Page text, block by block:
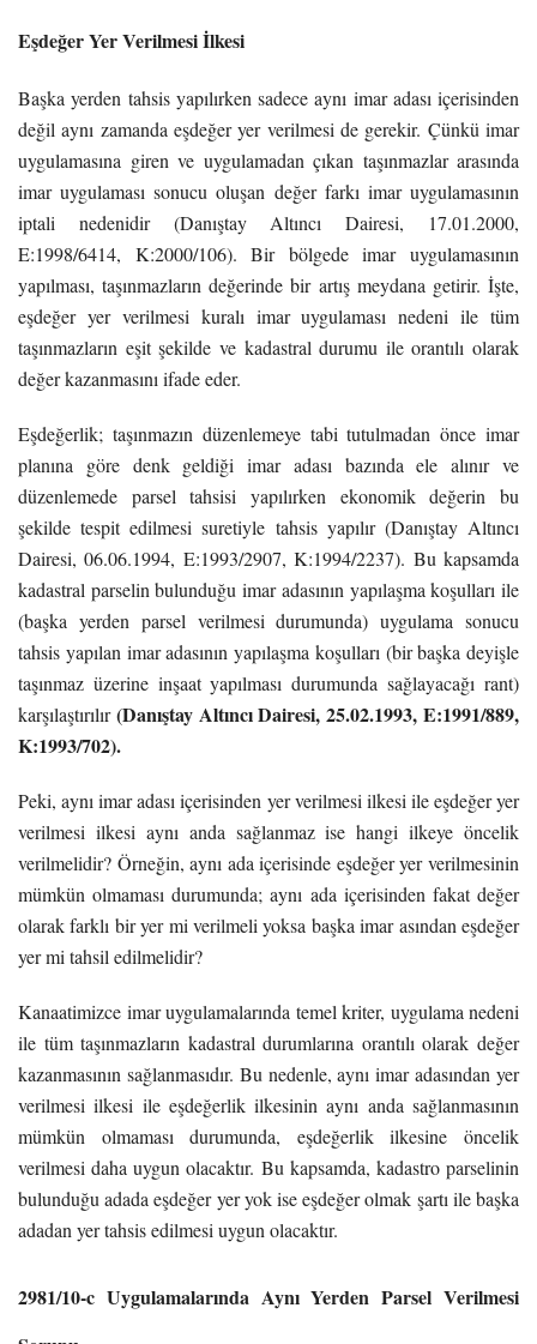
Eşdeğer Yer Verilmesi İlkesi
Başka yerden tahsis yapılırken sadece aynı imar adası içerisinden
değil aynı zamanda eşdeğer yer verilmesi de gerekir. Çünkü imar
uygulamasına giren ve uygulamadan çıkan taşınmazlar arasında
imar uygulaması sonucu oluşan değer farkı imar uygulamasının
iptali nedenidir (Danıştay Altıncı Dairesi, 17.01.2000,
E:1998/6414, K:2000/106). Bir bölgede imar uygulamasının
yapılması, taşınmazların değerinde bir artış meydana getirir. İşte,
eşdeğer yer verilmesi kuralı imar uygulaması nedeni ile tüm
taşınmazların eşit şekilde ve kadastral durumu ile orantılı olarak
değer kazanmasını ifade eder.
Eşdeğerlik; taşınmazın düzenlemeye tabi tutulmadan önce imar
planına göre denk geldiği imar adası bazında ele alınır ve
düzenlemede parsel tahsisi yapılırken ekonomik değerin bu
şekilde tespit edilmesi suretiyle tahsis yapılır (Danıştay Altıncı
Dairesi, 06.06.1994, E:1993/2907, K:1994/2237). Bu kapsamda
kadastral parselin bulunduğu imar adasının yapılaşma koşulları ile
(başka yerden parsel verilmesi durumunda) uygulama sonucu
tahsis yapılan imar adasının yapılaşma koşulları (bir başka deyişle
taşınmaz üzerine inşaat yapılması durumunda sağlayacağı rant)
karşılaştırılır(Danıştay Altıncı Dairesi, 25.02.1993, E:1991/889,
K:1993/702).
Peki, aynı imar adası içerisinden yer verilmesi ilkesi ile eşdeğer yer
verilmesi ilkesi aynı anda sağlanmaz ise hangi ilkeye öncelik
verilmelidir? Örneğin, aynı ada içerisinde eşdeğer yer verilmesinin
mümkün olmaması durumunda; aynı ada içerisinden fakat değer
olarak farklı bir yer mi verilmeli yoksa başka imar asından eşdeğer
yer mi tahsil edilmelidir?
Kanaatimizce imar uygulamalarında temel kriter, uygulama nedeni
ile tüm taşınmazların kadastral durumlarına orantılı olarak değer
kazanmasının sağlanmasıdır. Bu nedenle, aynı imar adasından yer
verilmesi ilkesi ile eşdeğerlik ilkesinin aynı anda sağlanmasının
mümkün olmaması durumunda, eşdeğerlik ilkesine öncelik
verilmesi daha uygun olacaktır. Bu kapsamda, kadastro parselinin
bulunduğu adada eşdeğer yer yok ise eşdeğer olmak şartı ile başka
adadan yer tahsis edilmesi uygun olacaktır.
2981/10-c Uygulamalarında Aynı Yerden Parsel Verilmesi